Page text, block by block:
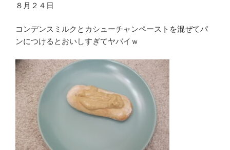
８月２４日
コンデンスミルクとカシューチャンペーストを混ぜてパ
ンにつけるとおいしすぎてヤバイｗ